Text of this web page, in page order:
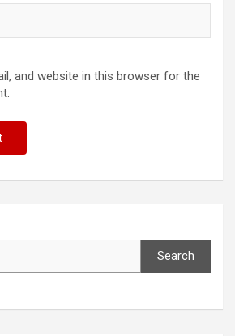
and website in this browser for the
Search